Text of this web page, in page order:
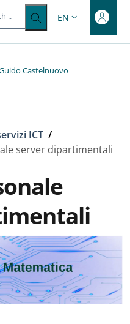
LANGUAGE
EN
Castelnuovo
ICT /
server dipartimentali